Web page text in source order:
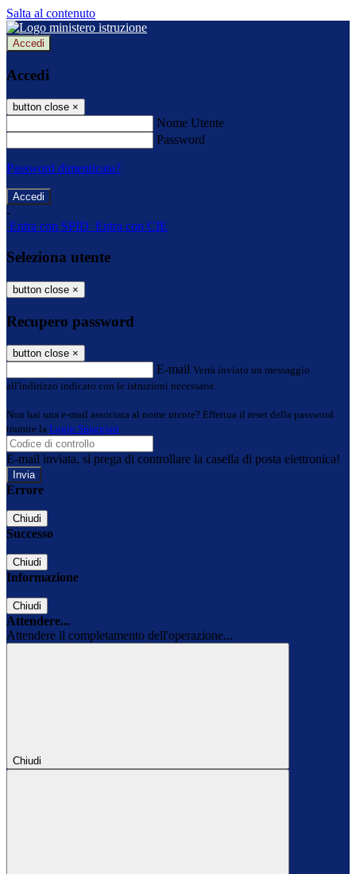
Salta al contenuto
Accedi
Accedi
button close ×
Nome Utente
Password
Password dimenticata?
-
Entra con SPID Entra con CIE
Seleziona utente
button close ×
Recupero password
button close ×
E-mail Verrà inviato un messaggio
all'indirizzo indicato con le istruzioni necessarie.
Non hai una e-mail associata al nome utente? Effettua il reset della password
tramite la Login Spaggiari
E-mail inviata, si prega di controllare la casella di posta elettronica!
Errore
Chiudi
Successo
Chiudi
Informazione
Chiudi
Attendere...
Attendere il completamento dell'operazione...
Chiudi